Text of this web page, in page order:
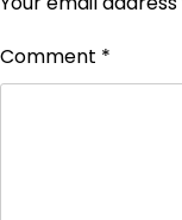
Comment *